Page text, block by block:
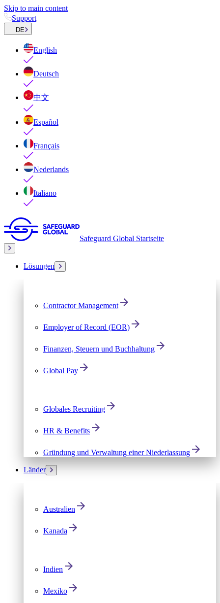
Skip to main content
Support
DE
English
Deutsch
中文
Español
Français
Nederlands
Italiano
Safeguard Global Startseite
Lösungen
Contractor Management
Employer of Record (EOR)
Finanzen, Steuern und Buchhaltung
Global Pay
Globales Recruiting
HR & Benefits
Gründung und Verwaltung einer Niederlassung
Länder
Australien
Kanada
Indien
Mexiko